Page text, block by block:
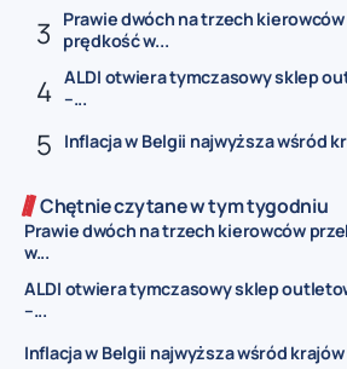
Prawie dwóch na trzech
prędkość w...
ALDI otwiera tymczasowy sklep
–...
Inflacja w Belgii najwyższa wśród
Chętnie czytane w tym tygodniu
Prawie dwóch na trzech kierowców
w...
ALDI otwiera tymczasowy sklep
–...
Inflacja w Belgii najwyższa wśród